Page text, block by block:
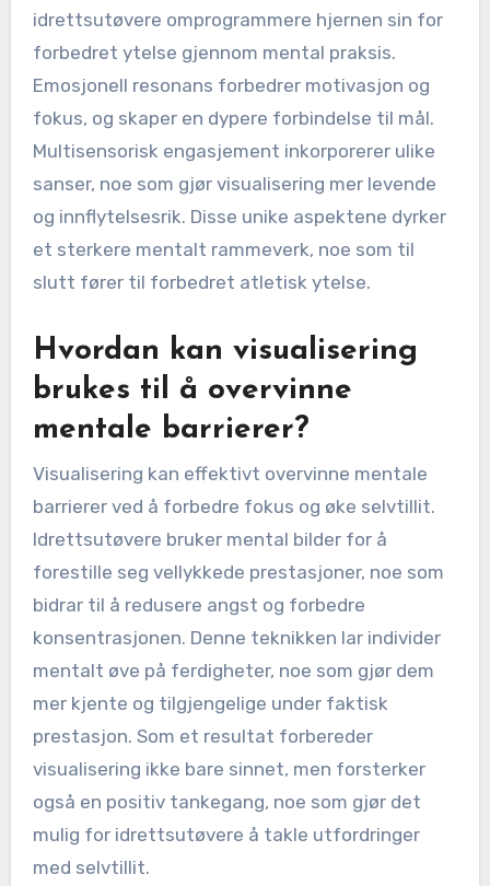
konkurransefordel?
Visualisering i sport kan utnytte sjeldne
egenskaper som nevroplastisitet, emosjonell
resonans og multisensorisk engasjement for å
gi en konkurransefordel. Nevroplastisitet lar
idrettsutøvere omprogrammere hjernen sin for
forbedret ytelse gjennom mental praksis.
Emosjonell resonans forbedrer motivasjon og
Multisensorisk engasjement inkorporerer ulike
sanser, noe som gjør visualisering mer levende
et sterkere mentalt rammeverk, noe som til
slutt fører til forbedret atletisk ytelse.
Hvordan kan visualisering
brukes til å overvinne
mentale barrierer?
Visualisering kan effektivt overvinne mentale
barrierer ved å forbedre fokus og øke selvtillit.
Idrettsutøvere bruker mental bilder for å
forestille seg vellykkede prestasjoner, noe som
bidrar til å redusere angst og forbedre
konsentrasjonen. Denne teknikken lar individer
mentalt øve på ferdigheter, noe som gjør dem